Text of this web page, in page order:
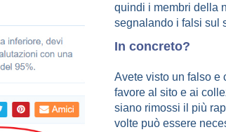
quindi i membri della
segnalando i falsi sul
In concreto?
Avete visto un falso e
favore al sito e ai
siano rimossi il più
volte può essere